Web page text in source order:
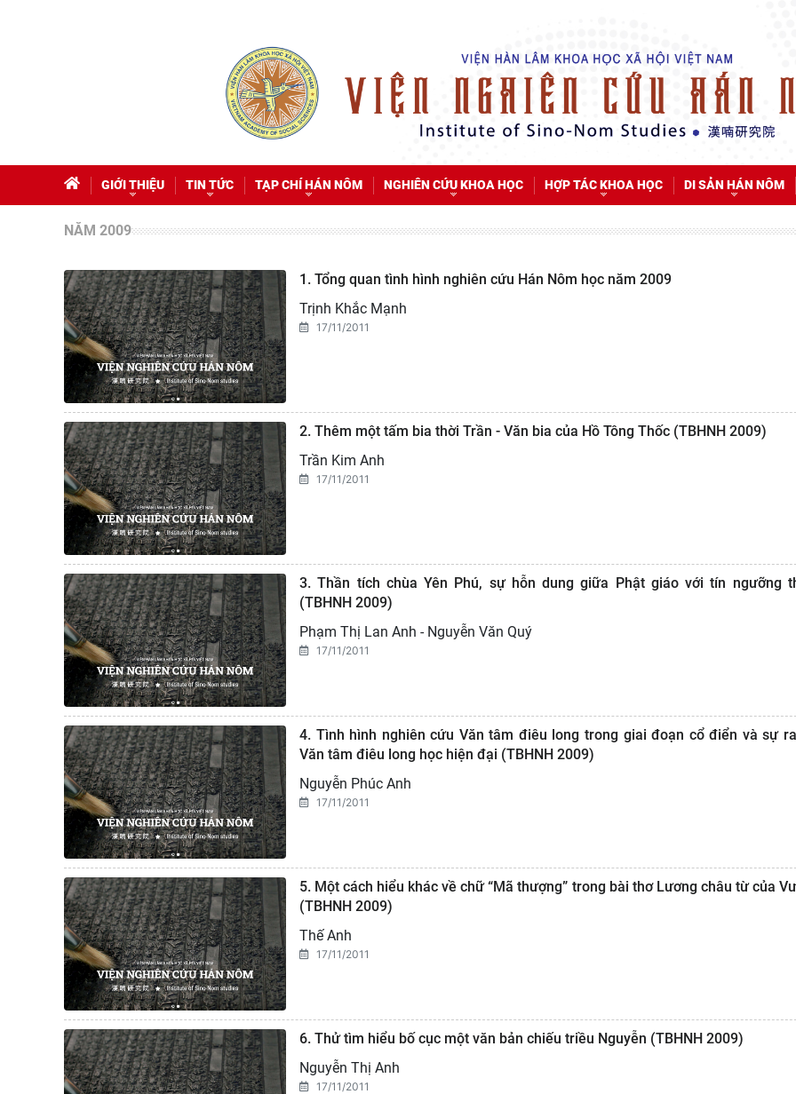
GIỚI THIỆU TIN TỨC TẠP CHÍ HÁN NÔM NGHIÊN CỨU KHOA HỌC HỢP TÁC KHOA HỌC DI SẢN HÁN NÔM
NĂM 2009
1. Tổng quan tình hình nghiên cứu Hán Nôm học năm 2009
Trịnh Khắc Mạnh
17/11/2011
2. Thêm một tấm bia thời Trần - Văn bia của Hồ Tông Thốc (TBHNH 2009)
Trần Kim Anh
17/11/2011
3. Thần tích chùa Yên Phú, sự hỗn dung giữa Phật giáo với tín ngưỡng
(TBHNH 2009)
Phạm Thị Lan Anh - Nguyễn Văn Quý
17/11/2011
4. Tình hình nghiên cứu Văn tâm điêu long trong giai đoạn cổ điển và sự
Văn tâm điêu long học hiện đại (TBHNH 2009)
Nguyễn Phúc Anh
17/11/2011
5. Một cách hiểu khác về chữ “Mã thượng” trong bài thơ Lương châu từ của
(TBHNH 2009)
Thế Anh
17/11/2011
6. Thử tìm hiểu bố cục một văn bản chiếu triều Nguyễn (TBHNH 2009)
Nguyễn Thị Anh
17/11/2011